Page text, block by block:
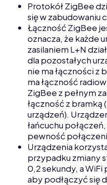
Protokół ZigBee
się w zabudowaniu
Łączność ZigBee
oznacza, że każde
zasilaniem L+N
dla pozostałych
nie ma łączności z
ma łączność
ZigBee z pełnym
łączność z bramką
urządzeń).
łańcuchu
pewność
Urządzenia
przypadku zmiany
0,2 sekundy, a
aby podłączyć się